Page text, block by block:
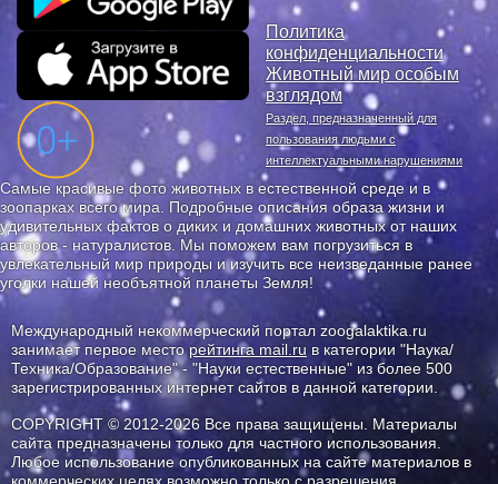
Политика
конфиденциальности
Животный мир особым
взглядом
Раздел, предназначенный для
пользования людьми с
интеллектуальными нарушениями
Самые красивые фото животных в естественной среде и в
зоопарках всего мира. Подробные описания образа жизни и
удивительных фактов о диких и домашних животных от наших
авторов - натуралистов. Мы поможем вам погрузиться в
увлекательный мир природы и изучить все неизведанные ранее
уголки нашей необъятной планеты Земля!
Международный некоммерческий портал zoogalaktika.ru
занимает первое месторейтинга mail.ru в категории "Наука/
Техника/Образование" - "Науки естественные" из более 500
зарегистрированных интернет сайтов в данной категории.
COPYRIGHT © 2012-2026 Все права защищены. Материалы
сайта предназначены только для частного использования.
Любое использование опубликованных на сайте материалов в
коммерческих целях возможно только с разрешения